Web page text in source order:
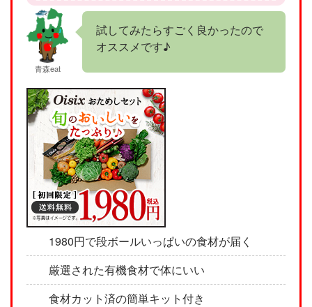
青森eat
試してみたらすごく良かったので
オススメです♪
1980円で段ボールいっぱいの食材が届く
厳選された有機食材で体にいい
食材カット済の簡単キット付き